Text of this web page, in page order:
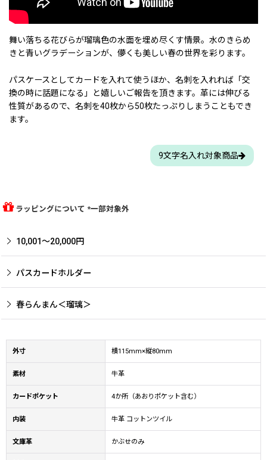
舞い落ちる花びらが瑠璃色の水面を埋め尽くす情景。水のきらめ
きと青いグラデーションが、儚くも美しい春の世界を彩ります。
パスケースとしてカードを入れて使うほか、名刺を入れれば「交
換の時に話題になる」と嬉しいご報告を頂きます。革には伸びる
性質があるので、名刺を40枚から50枚たっぷりしまうこともでき
ます。
9文字名入れ対象商品
ラッピングについて *一部対象外
10,001〜20,000円
パスカードホルダー
春らんまん＜瑠璃＞
外寸 横115mm×縦80mm
素材 牛革
カードポケット 4か所（あおりポケット含む）
内装 牛革 コットンツイル
文庫革 かぶせのみ